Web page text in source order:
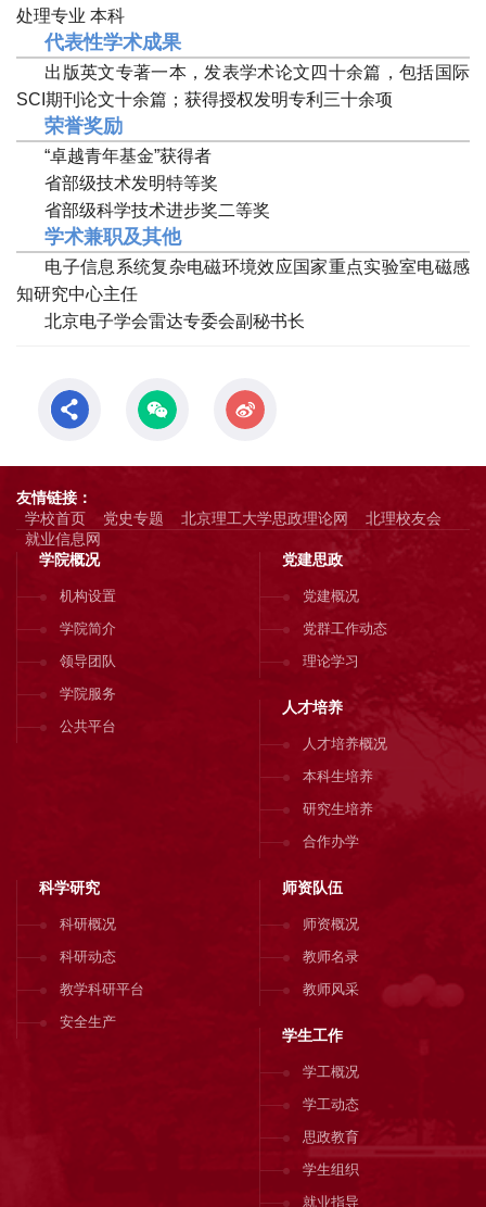
处理专业 本科
代表性学术成果
出版英文专著一本，发表学术论文四十余篇，包括国际
SCI期刊论文十余篇；获得授权发明专利三十余项
荣誉奖励
“卓越青年基金”获得者
省部级技术发明特等奖
省部级科学技术进步奖二等奖
学术兼职及其他
电子信息系统复杂电磁环境效应国家重点实验室电磁感
知研究中心主任
北京电子学会雷达专委会副秘书长
友情链接：
学校首页
党史专题 北京理工大学思政理论网
北理校友会
就业信息网
学院概况
机构设置
学院简介
领导团队
学院服务
公共平台
党建思政
党建概况
党群工作动态
理论学习
人才培养
人才培养概况
本科生培养
研究生培养
合作办学
科学研究
科研概况
科研动态
教学科研平台
安全生产
师资队伍
师资概况
教师名录
教师风采
学生工作
学工概况
学工动态
思政教育
学生组织
就业指导